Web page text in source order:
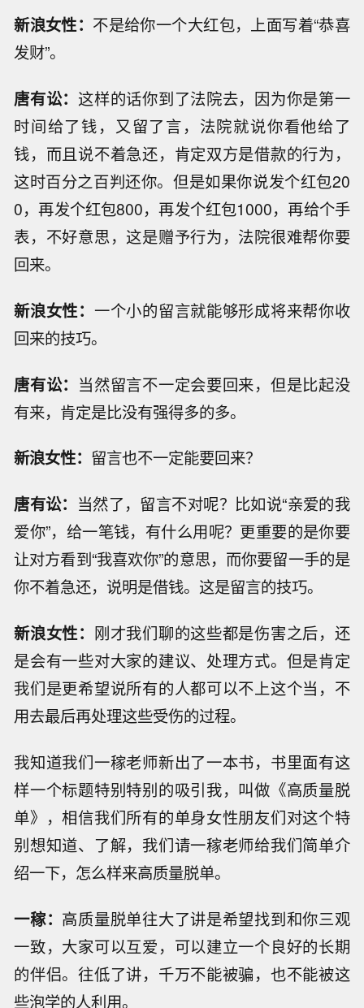
新浪女性： 不是给你一个大红包，上面写着“恭喜
发财”。
唐有讼： 这样的话你到了法院去，因为你是第一
时间给了钱，又留了言，法院就说你看他给了
钱，而且说不着急还，肯定双方是借款的行为，
这时百分之百判还你。但是如果你说发个红包20
0，再发个红包800，再发个红包1000，再给个手
表，不好意思，这是赠予行为，法院很难帮你要
回来。
新浪女性： 一个小的留言就能够形成将来帮你收
回来的技巧。
唐有讼： 当然留言不一定会要回来，但是比起没
有来，肯定是比没有强得多的多。
新浪女性： 留言也不一定能要回来？
唐有讼： 当然了，留言不对呢？比如说“亲爱的我
爱你”，给一笔钱，有什么用呢？更重要的是你要
让对方看到“我喜欢你”的意思，而你要留一手的是
你不着急还，说明是借钱。这是留言的技巧。
新浪女性： 刚才我们聊的这些都是伤害之后，还
是会有一些对大家的建议、处理方式。但是肯定
我们是更希望说所有的人都可以不上这个当，不
用去最后再处理这些受伤的过程。
我知道我们一稼老师新出了一本书，书里面有这
样一个标题特别特别的吸引我，叫做《高质量脱
单》，相信我们所有的单身女性朋友们对这个特
别想知道、了解，我们请一稼老师给我们简单介
绍一下，怎么样来高质量脱单。
一稼： 高质量脱单往大了讲是希望找到和你三观
一致，大家可以互爱，可以建立一个良好的长期
的伴侣。往低了讲，千万不能被骗，也不能被这
些泡学的人利用。